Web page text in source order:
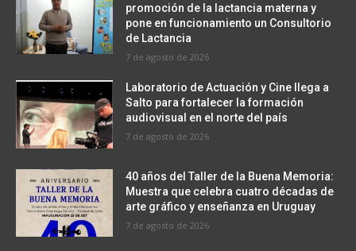
promoción de la lactancia materna y
pone en funcionamiento un Consultorio
de Lactancia
7 de agosto de 2026
Laboratorio de Actuación y Cine llega a
Salto para fortalecer la formación
audiovisual en el norte del país
7 de agosto de 2026
40 años del Taller de la Buena Memoria:
Muestra que celebra cuatro décadas de
arte gráfico y enseñanza en Uruguay
7 de agosto de 2026